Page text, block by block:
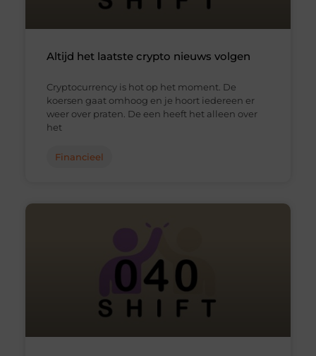
Altijd het laatste crypto nieuws volgen
Cryptocurrency is hot op het moment. De
koersen gaat omhoog en je hoort iedereen er
weer over praten. De een heeft het alleen over
het
Financieel